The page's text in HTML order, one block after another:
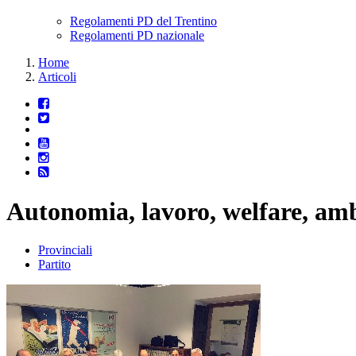
Regolamenti PD del Trentino
Regolamenti PD nazionale
Home
Articoli
Autonomia, lavoro, welfare,
Provinciali
Partito